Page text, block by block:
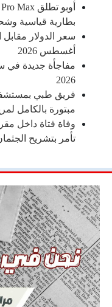
بطارية قياسية وشحن
أغسطس 2026
2026
فريق طبي بمستشفى
مبتورة بالكامل
وفاة فتاة داخل
تأمر بتشريح